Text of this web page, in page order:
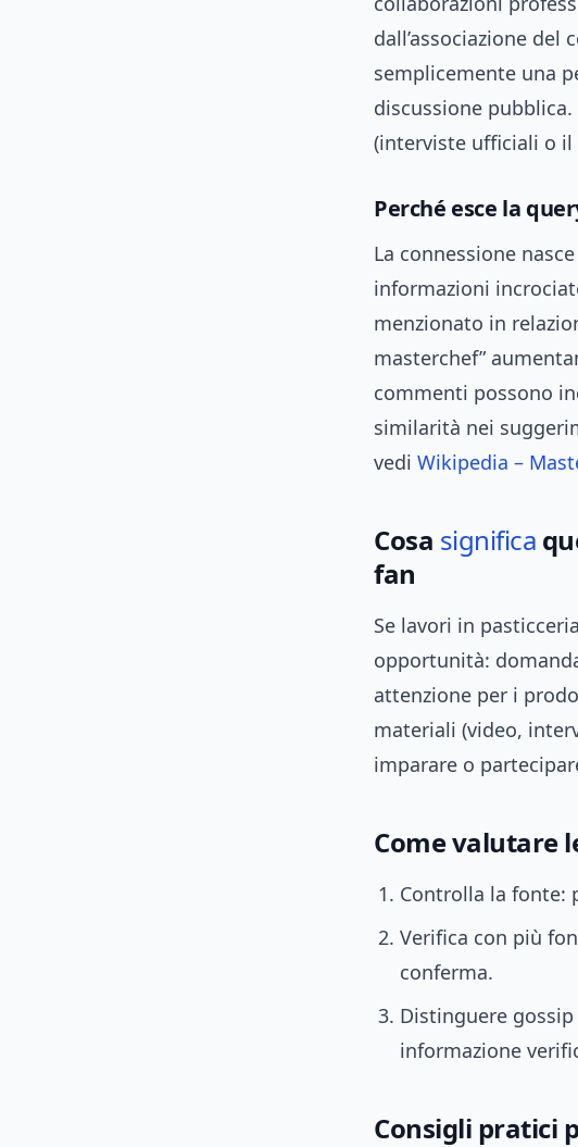
dall’associazione
semplicemente una
discussione
(interviste ufficiali o il
Perché esce la
La connessione
informazioni
menzionato in
masterchef”
commenti possono
similarità nei
vedi Wikipedia –
Cosa significa
fan
Se lavori in
opportunità:
attenzione per i
materiali (video,
imparare o
Come valutare
Controlla la fonte:
Verifica con più
conferma.
Distinguere
informazione
Consigli pratici